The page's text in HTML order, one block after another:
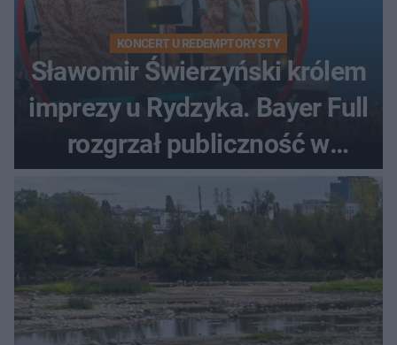
KONCERT U REDEMPTORYSTY
Sławomir Świerzyński królem
imprezy u Rydzyka. Bayer Full
rozgrzał publiczność w
Toruniu